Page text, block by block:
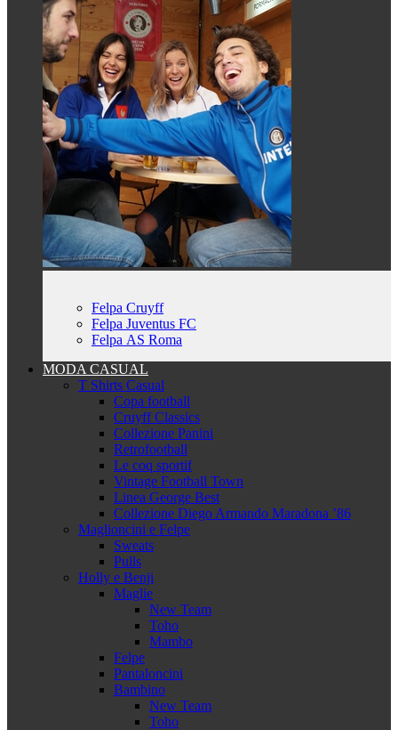
Felpa Cruyff
Felpa Juventus FC
Felpa AS Roma
MODA CASUAL
T Shirts Casual
Copa football
Cruyff Classics
Collezione Panini
Retrofootball
Le coq sportif
Vintage Football Town
Linea George Best
Collezione Diego Armando Maradona ’86
Maglioncini e Felpe
Sweats
Pulls
Holly e Benji
Maglie
New Team
Toho
Mambo
Felpe
Pantaloncini
Bambino
New Team
Toho